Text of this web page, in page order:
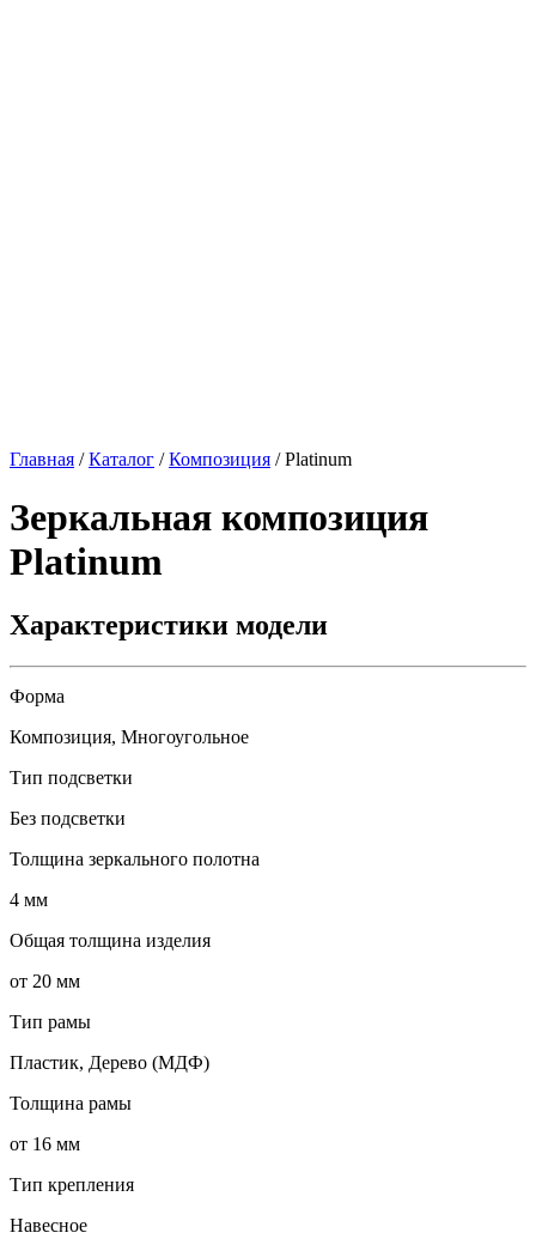
Главная /Каталог /Композиция /Platinum
Зеркальная композиция
Platinum
Характеристики модели
Форма
Композиция, Многоугольное
Тип подсветки
Без подсветки
Толщина зеркального полотна
4 мм
Общая толщина изделия
от 20 мм
Тип рамы
Пластик, Дерево (МДФ)
Толщина рамы
от 16 мм
Тип крепления
Навесное